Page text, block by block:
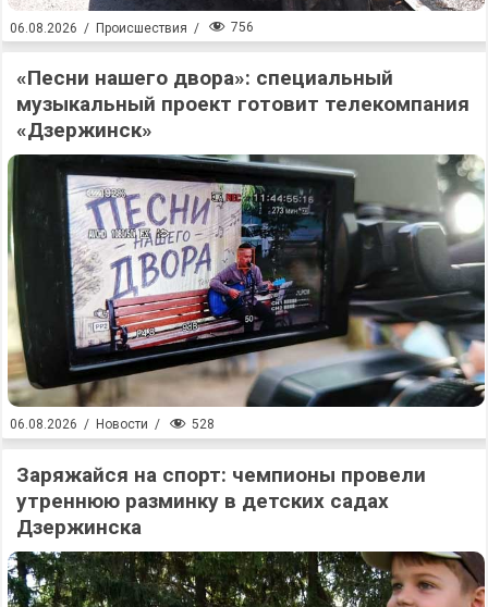
06.08.2026 / Происшествия / 756
«Песни нашего двора»: специальный
музыкальный проект готовит телекомпания
«Дзержинск»
06.08.2026 / Новости / 528
Заряжайся на спорт: чемпионы провели
утреннюю разминку в детских садах
Дзержинска